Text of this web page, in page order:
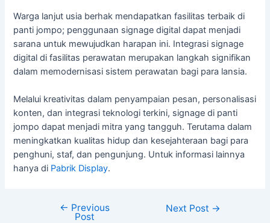
Warga lanjut usia berhak mendapatkan fasilitas terbaik di
panti jompo; penggunaan signage digital dapat menjadi
sarana untuk mewujudkan harapan ini. Integrasi signage
digital di fasilitas perawatan merupakan langkah signifikan
dalam memodernisasi sistem perawatan bagi para lansia.
Melalui kreativitas dalam penyampaian pesan, personalisasi
konten, dan integrasi teknologi terkini, signage di panti
jompo dapat menjadi mitra yang tangguh. Terutama dalam
meningkatkan kualitas hidup dan kesejahteraan bagi para
penghuni, staf, dan pengunjung. Untuk informasi lainnya
hanya di Pabrik Display.
← Previous
Post
Next Post →